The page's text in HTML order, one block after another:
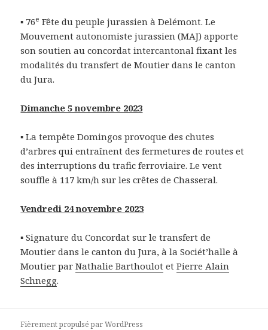
▪ 76e Fête du peuple jurassien à Delémont. Le
Mouvement autonomiste jurassien (MAJ) apporte
son soutien au concordat intercantonal fixant les
modalités du transfert de Moutier dans le canton
du Jura.
Dimanche 5 novembre 2023
▪ La tempête Domingos provoque des chutes
d’arbres qui entraînent des fermetures de routes et
des interruptions du trafic ferroviaire. Le vent
souffle à 117 km/h sur les crêtes de Chasseral.
Vendredi 24 novembre 2023
▪ Signature du Concordat sur le transfert de
Moutier dans le canton du Jura, à la Sociét’halle à
Moutier parNathalie Barthoulot etPierre Alain
Schnegg.
Fièrement propulsé par WordPress